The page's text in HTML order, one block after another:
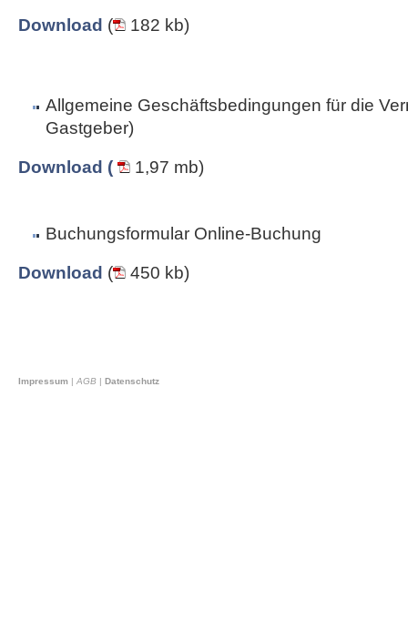
Download ( 182 kb)
Allgemeine Geschäftsbedingungen für die
Gastgeber)
Download ( 1,97 mb)
Buchungsformular Online-Buchung
Download ( 450 kb)
Impressum | AGB | Datenschutz